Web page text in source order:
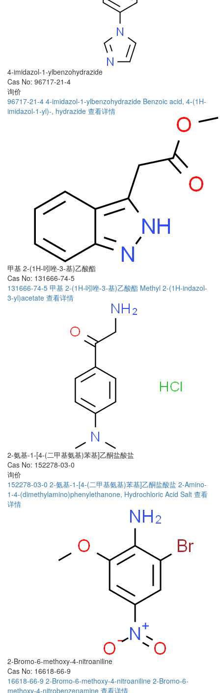
4-imidazol-1-ylbenzohydrazide
Cas No: 96717-21-4
询价
96717-21-4 4-imidazol-1-ylbenzohydrazide Benzoic acid, 4-(1H-
imidazol-1-yl)-, hydrazide 查看详情
甲基 2-(1H-吲唑-3-基)乙酸酯
Cas No: 131666-74-5
131666-74-5 甲基 2-(1H-吲唑-3-基)乙酸酯 Methyl 2-(1H-indazol-
3-yl)acetate 查看详情
2-氨基-1-[4-(二甲基氨基)苯基]乙酮盐酸盐
Cas No: 152278-03-0
询价
152278-03-0 2-氨基-1-[4-(二甲基氨基)苯基]乙酮盐酸盐 2-Amino-
1-4-(dimethylamino)phenylethanone, Hydrochloric Acid Salt 查看
详情
2-Bromo-6-methoxy-4-nitroaniline
Cas No: 16618-66-9
16618-66-9 2-Bromo-6-methoxy-4-nitroaniline 2-Bromo-6-
methoxy-4-nitrobenzenamine 查看详情